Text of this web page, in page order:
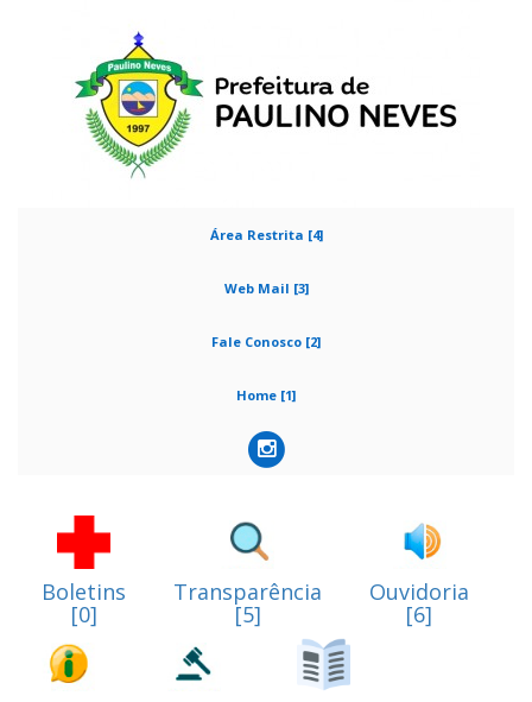
Área Restrita [4]
Web Mail [3]
Fale Conosco [2]
Home [1]
Boletins
[0]
Transparência
[5]
Ouvidoria
[6]